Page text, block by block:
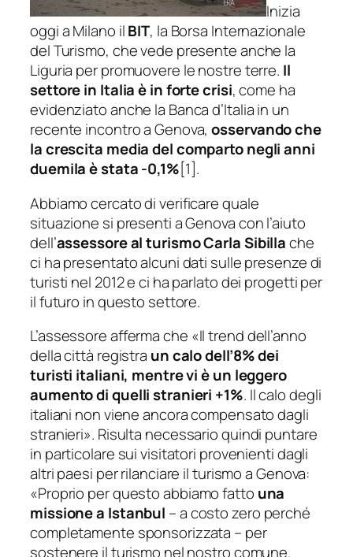
Inizia
oggi a Milano ilBIT, la Borsa Internazionale
del Turismo, che vede presente anche la
Liguria per promuovere le nostre terre. Il
settore in Italia è in forte crisi, come ha
evidenziato anche la Banca d’Italia in un
recente incontro a Genova,osservando che
la crescita media del comparto negli anni
duemila è stata -0,1%[1].
Abbiamo cercato di verificare quale
situazione si presenti a Genova con l’aiuto
dell’assessore al turismoCarla Sibillache
ci ha presentato alcuni dati sulle presenze di
turisti nel 2012 e ci ha parlato dei progetti per
il futuro in questo settore.
L’assessore afferma che «Il trend dell’anno
della città registra un calo dell’8% dei
turisti italiani, mentre vi è un leggero
aumento di quelli stranieri +1%. Il calo degli
italiani non viene ancora compensato dagli
stranieri». Risulta necessario quindi puntare
in particolare sui visitatori provenienti dagli
altri paesi per rilanciare il turismo a Genova:
«Proprio per questo abbiamo fatto una
missione a Istanbul – a costo zero perché
completamente sponsorizzata – per
sostenere il turismo nel nostro comune.